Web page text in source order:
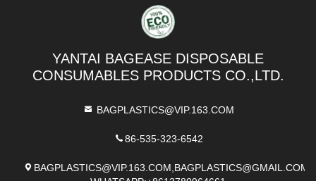
YANTAI BAGEASE DISPOSABLE
CONSUMABLES PRODUCTS CO.,LTD.
BAGPLASTICS@VIP.163.COM
86-535-323-6542
BAGPLASTICS@VIP.163.COM,BAGPLASTICS@GMAIL.COM